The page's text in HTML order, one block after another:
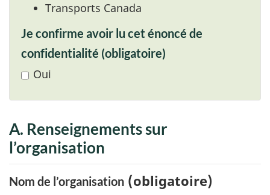
Transports Canada
Je confirme avoir lu cet énoncé de
confidentialité (obligatoire)
Oui
A. Renseignements sur
l’organisation
Nom de l’organisation (obligatoire)